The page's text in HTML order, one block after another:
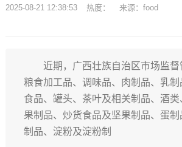
2025-08-21 12:38:53 热度： 来源：food
近期，广西壮族自治区市场监督
粮食加工品、调味品、肉制品、乳
食品、罐头、茶叶及相关制品、酒
果制品、炒货食品及坚果制品、蛋
制品、淀粉及淀粉制